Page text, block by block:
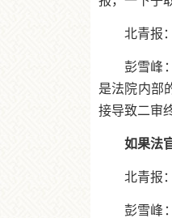
北青报
彭雪峰
是法院内部
接导致二审
如果法
北青报
彭雪峰